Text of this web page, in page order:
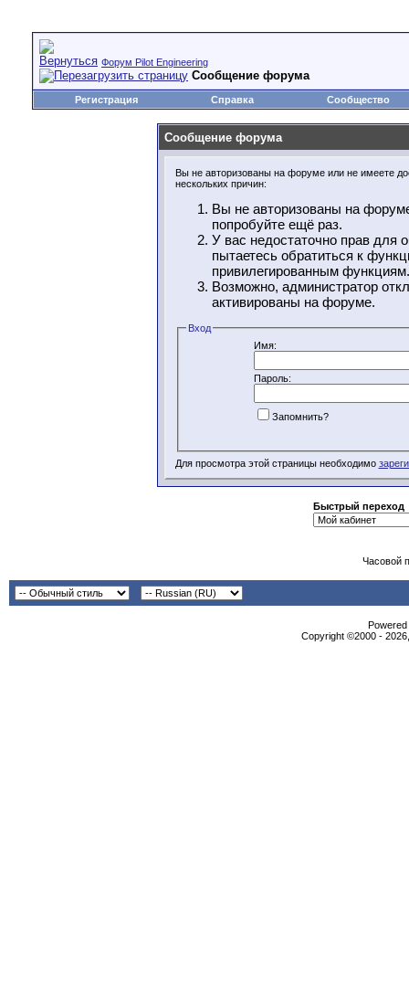
Форум Pilot Engineering
Сообщение форума
Регистрация Справка Сообщество
Сообщение форума
Вы не авторизованы на форуме или не имеете
нескольких причин:
Вы не авторизованы на
попробуйте ещё раз.
У вас недостаточно прав для
пытаетесь обратиться к
привилегированным функциям.
Возможно, администратор
активированы на форуме.
Вход
Имя:
Пароль:
Запомнить?
Для просмотра этой страницы необходимо
Быстрый переход
Часовой
Copyright ©2000 -